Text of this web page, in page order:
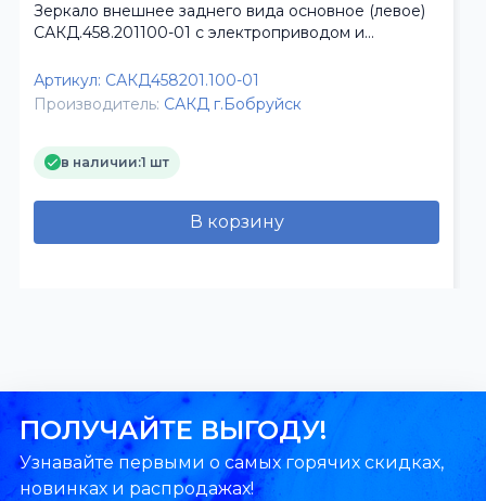
Зеркало внешнее заднего вида основное (левое)
САКД.458.201100-01 с электроприводом и
Артикул: САКД458201.100-01
Производитель: САКД г.Бобруйск
в наличии:1 шт
В корзину
ПОЛУЧАЙТЕ ВЫГОДУ!
Узнавайте первыми о самых горячих скидках,
новинках и распродажах!